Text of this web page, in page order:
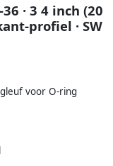
· 3 4 inch (20
profiel · SW
voor O-ring